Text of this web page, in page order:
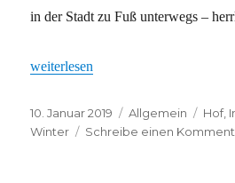
in der Stadt zu Fuß unterwegs –
„Endlich Winter“
weiterlesen
Veröffentlicht
am
10. Januar 2019 Kategorien
Allgemein Hof,
Winter
Schreibe einen